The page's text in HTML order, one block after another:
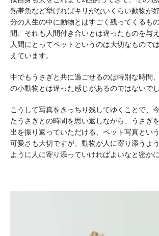
熱帯魚など挙げればキリがないくらい動物が
分の人生の中に動物とはすごく残ってくるも
間、それも人間付き合いとは違ったものを与
人間にとってペットというのは大切なもので
えています。
中でもうさぎと共に過ごせるのは特別な時間
の小動物とは違った感じがあるのではないでし
こうして写真をきっちり残してゆくことで、
たうさぎとの時間を思い返しながら、うさぎ
出を振り返っていただける、ペット写真とい
可愛さも大切ですが、動物が人に寄り添うよ
ように人に寄り添っていければよいなと密か